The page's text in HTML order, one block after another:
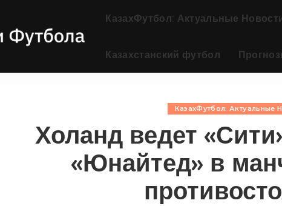
КазахФутбол: Актуальные
Казахстанский футбол
КазахФутбол: Актуальные
Холанд ведет
«Юнайтед» в